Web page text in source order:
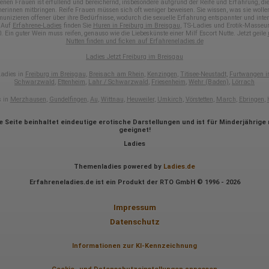
Erhobene Informationen zum Besucherverhalten sind folgende:
Herkunft (Land und Stadt)
Browser und alle verwendeten Add-ons
Auflösung des Computers
Besucherquelle (Facebook, Suchmaschine oder verweisende
Welche Videos angeschaut?
Wurden Werbebanner angeklickt?
Wohin ging der Besucher? Klickte er auf weitere Seiten des Portals
Wie lange blieb der Besucher?
Ort der Verarbeitung:
von Umfragen und Feedbackfunktionen, die auf unserer Website
Frauen ist erfüllend und bereichernd, insbesondere aufgrund der Reife und Erfahrung,
mitbringen. Reife Frauen müssen sich oft weniger beweisen. Sie wissen, was sie
offener über ihre Bedürfnisse, wodurch die sexuelle Erfahrung entspannter und
Erfahrene-Ladies finden Sie Huren in Freiburg im Breisgau, TS-Ladies und Erotik-
Ein guter Wein muss reifen, genauso wie die Liebeskünste einer Milf Escort Nutte. Jetzt geile
Nutten finden und ficken auf Erfahreneladies.de
Ladies Jetzt Freiburg im Breisgau
in Freiburg im Breisgau, Breisach am Rhein, Kenzingen, Titisee-Neustadt, Furtwangen
Schwarzwald , Ettenheim, Lahr / Schwarzwald , Friesenheim, Wehr (Baden), Lörrach
in Merzhausen, Gundelfingen, Au, Wittnau, Heuweiler, Umkirch, Vörstetten, March, Ebringen,
Seite beinhaltet eindeutige erotische Darstellungen und ist für Minderjährige
geeignet!
Ladies
Themenladies powered by Ladies.de
Erfahreneladies.de ist ein Produkt der RTO GmbH © 1996 - 2026
Impressum
Datenschutz
Informationen zur KI-Kennzeichnung